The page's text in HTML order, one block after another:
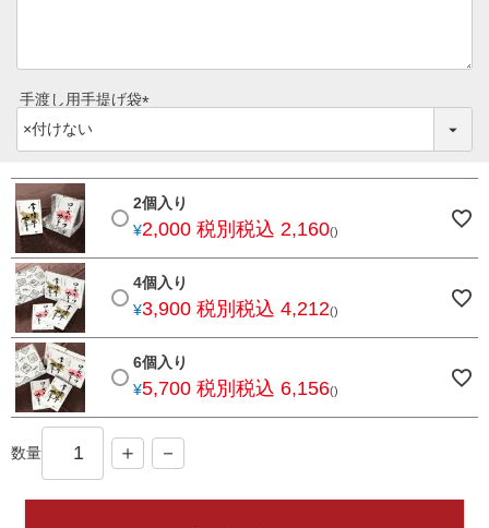
手渡し用手提げ袋
必
須
)
2個入り
¥2,000 税別 税込 2,160
4個入り
¥3,900 税別 税込 4,212
6個入り
¥5,700 税別 税込 6,156
数量